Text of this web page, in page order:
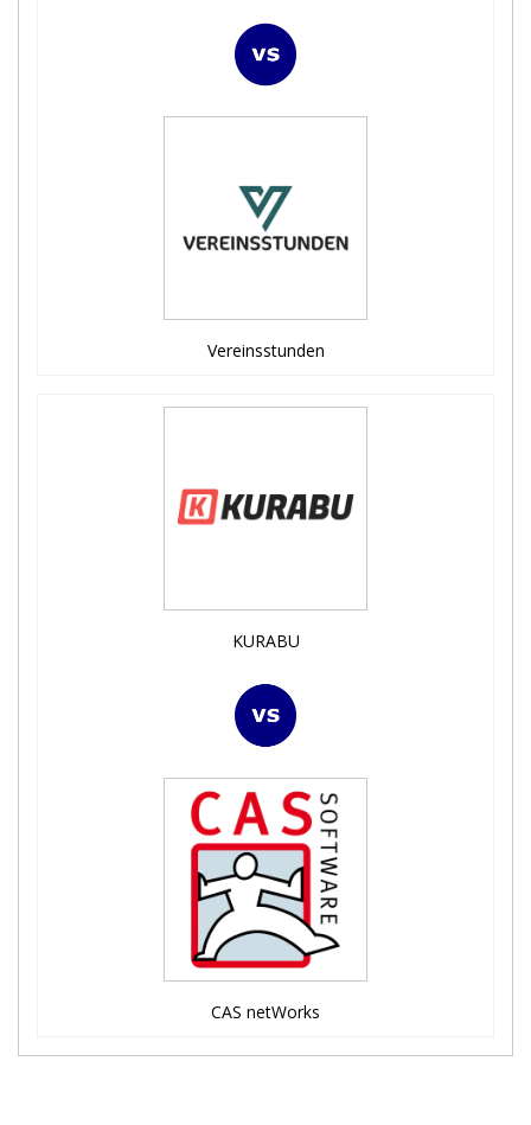
Vereinsstunden
KURABU
CAS netWorks